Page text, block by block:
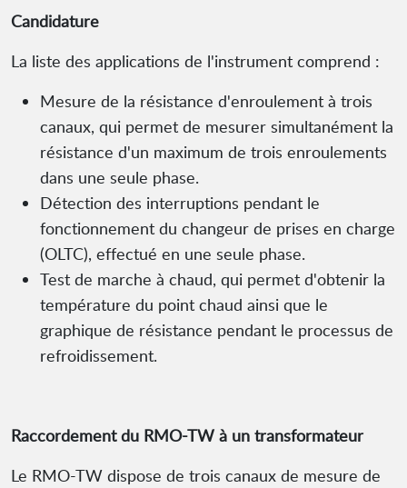
Candidature
La liste des applications de l'instrument comprend :
Mesure de la résistance d'enroulement à trois
canaux, qui permet de mesurer simultanément la
résistance d'un maximum de trois enroulements
dans une seule phase.
Détection des interruptions pendant le
fonctionnement du changeur de prises en charge
(OLTC), effectué en une seule phase.
Test de marche à chaud, qui permet d'obtenir la
température du point chaud ainsi que le
graphique de résistance pendant le processus de
refroidissement.
Raccordement du RMO-TW à un transformateur
Le RMO-TW dispose de trois canaux de mesure de